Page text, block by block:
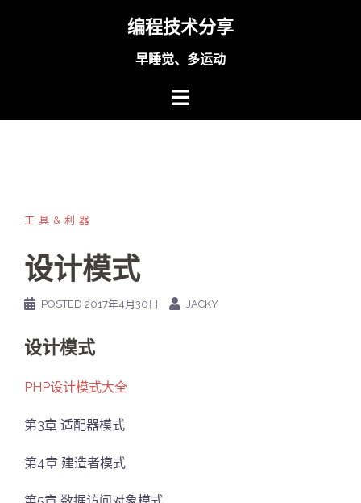
编程技术分享
早睡觉、多运动
工具&利器
设计模式
POSTED 2017年4月30日 JACKY
设计模式
PHP设计模式大全
第3章 适配器模式
第4章 建造者模式